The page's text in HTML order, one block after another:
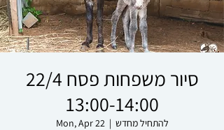
סיור משפחות פסח 22/4
13:00-14:00
Mon, Apr 22
  |
להתחיל מחדש